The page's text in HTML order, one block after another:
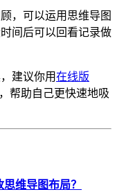
，可以运用思维导图
间后可以回看记录做
建议你用在线版
帮助自己更快速地吸
维导图布局？